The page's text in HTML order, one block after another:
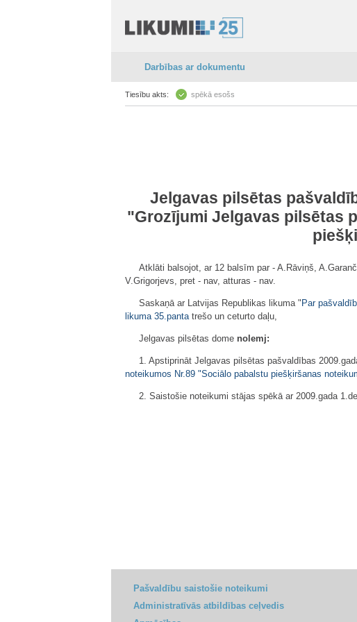
Darbības ar dokumentu
Tiesību akts: spēkā esošs
Jelgavas pilsētas
"Grozījumi Jelgavas pilsētas
Atklāti balsojot, ar 12 balsīm par - A.Rāviņš,
V.Grigorjevs, pret - nav, atturas - nav.
Saskaņā ar Latvijas Republikas likuma " Par
likuma 35.pantatrešo un ceturto daļu,
Jelgavas pilsētas dome nolemj:
1. Apstiprināt Jelgavas pilsētas pašvaldības
noteikumos Nr.89 "Sociālo pabalstu piešķiršanas
2. Saistošie noteikumi stājas spēkā ar 2009.gada
Pašvaldību saistošie noteikumi
Administratīvās atbildības ceļvedis